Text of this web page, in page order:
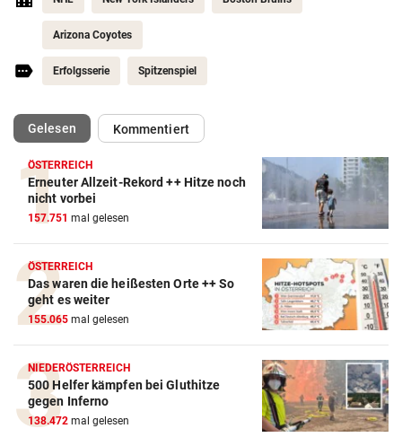
Arizona Coyotes
Erfolgsserie Spitzenspiel
Gelesen(ausgewählt)Kommentiert
ÖSTERREICH
Erneuter Allzeit-Rekord ++ Hitze noch
nicht vorbei
157.751 mal gelesen
ÖSTERREICH
Das waren die heißesten Orte ++ So
geht es weiter
155.065 mal gelesen
NIEDERÖSTERREICH
500 Helfer kämpfen bei Gluthitze
gegen Inferno
138.472 mal gelesen
Action-Cam Vergleich
Crosstrainer Vergleich
ZUM VERGLEICH
Elektro-Scooter Vergleich
ZUM VERGLEICH